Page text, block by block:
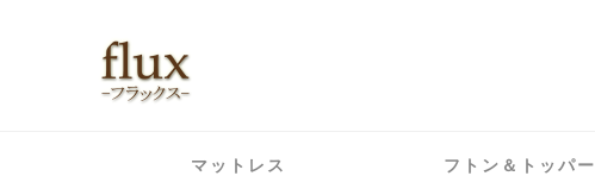
マットレス フトン＆トッパー